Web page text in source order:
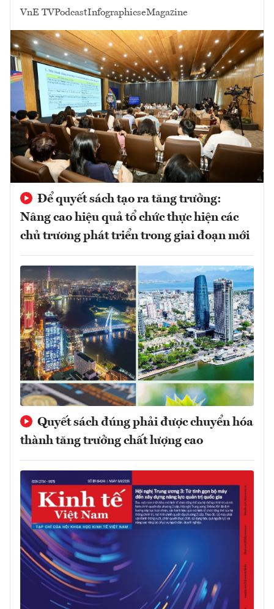
VnE TVPodcastInfographicseMagazine
Để quyết sách tạo ra tăng trưởng:
Nâng cao hiệu quả tổ chức thực hiện các
chủ trương phát triển trong giai đoạn mới
Quyết sách đúng phải được chuyển hóa
thành tăng trưởng chất lượng cao